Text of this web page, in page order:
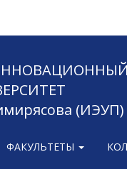
(ИЭУП)
ФАКУЛЬТЕТЫ